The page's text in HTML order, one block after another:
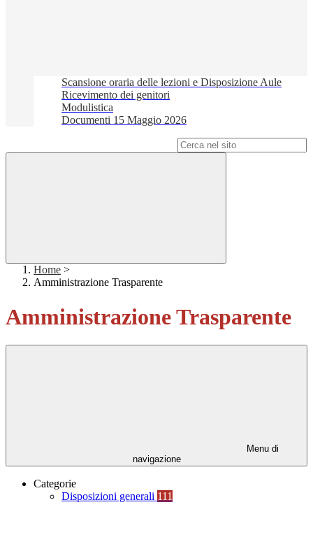
Scansione oraria delle lezioni e Disposizione Aule
Ricevimento dei genitori
Modulistica
Documenti 15 Maggio 2026
Home >
Amministrazione Trasparente
Amministrazione Trasparente
Menu di
navigazione
Categorie
Disposizioni generali 111